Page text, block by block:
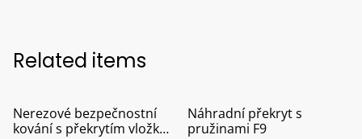
Related items
Nerezové bezpečnostní
kování s překrytím vložky
Náhradní překryt s
pružinami F9